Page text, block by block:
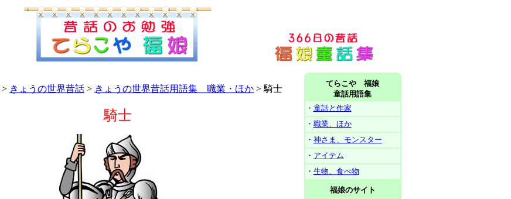
> きょうの世界昔話 > きょうの世界昔話用語集 職業・ほか > 騎士
騎士
てらこや 福娘
童話用語集
・ 童話と作家
・ 職業、ほか
・ 神さま、モンスター
・ アイテム
・ 生物、食べ物
福娘のサイト